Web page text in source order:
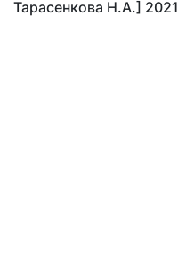
Тарасенкова Н.А.] 2021